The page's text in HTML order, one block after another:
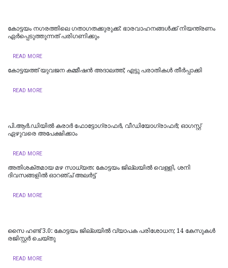
കോട്ടയം നഗരത്തിലെ ഗതാഗതക്കുരുക്ക്: ഭാരവാഹനങ്ങൾക്ക് നിയന്ത്രണം
ഏർപ്പെടുത്തുന്നത് പരിഗണിക്കും
READ MORE
കോട്ടയത്ത് യുവജന കമ്മീഷൻ അദാലത്ത്; എട്ടു പരാതികൾ തീർപ്പാക്കി
READ MORE
പി.ആർ.ഡിയിൽ കരാർ ഫോട്ടോഗ്രാഫർ, വീഡിയോഗ്രാഫർ; ഓഗസ്റ്റ്
ഏഴുവരെ അപേക്ഷിക്കാം
READ MORE
അതിശക്തമായ മഴ സാധ്യത: കോട്ടയം ജില്ലയിൽ വെള്ളി, ശനി
ദിവസങ്ങളിൽ ഓറഞ്ച് അലർട്ട്
READ MORE
സൈ ഹണ്ട് 3.0: കോട്ടയം ജില്ലയിൽ വ്യാപക പരിശോധന; 14 കേസുകൾ
രജിസ്റ്റർ ചെയ്തു
READ MORE